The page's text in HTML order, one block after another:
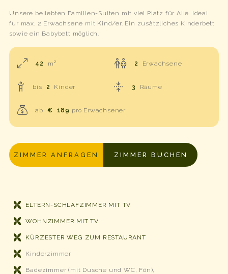
Unsere beliebten Familien-Suiten mit viel Platz für Alle. Ideal
für max. 2 Erwachsene mit Kind/er. Ein zusätzliches Kinderbett
sowie ein Babybett möglich.
ELTERN-SCHLAFZIMMER MIT TV
WOHNZIMMER MIT TV
KÜRZESTER WEG ZUM RESTAURANT
Kinderzimmer
Badezimmer (mit Dusche und WC, Fön),
2 Erwachsene
bis 2 Kinder
42 m²
3 Räume
ab € 189 pro Erwachsener
ZIMMER BUCHEN
ZIMMER ANFRAGEN